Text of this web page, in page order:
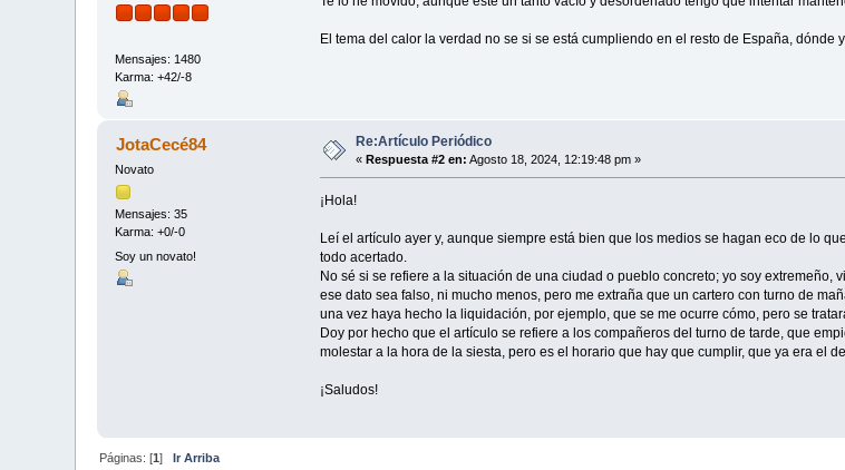
Mensajes: 1480
Karma: +42/-8
El tema del calor la verdad no se si se está cumpliendo en el resto de España, dónde
JotaCecé84
Novato
Mensajes: 35
Karma: +0/-0
Soy un novato!
Re:Artículo Periódico
« Respuesta #2 en: Agosto 18, 2024, 12:19:48 pm »
¡Hola!
Leí el artículo ayer y, aunque siempre está bien que los medios se hagan eco de lo
todo acertado.
No sé si se refiere a la situación de una ciudad o pueblo concreto; yo soy
ese dato sea falso, ni mucho menos, pero me extraña que un cartero con turno de
una vez haya hecho la liquidación, por ejemplo, que se me ocurre cómo, pero se
Doy por hecho que el artículo se refiere a los compañeros del turno de tarde, que
molestar a la hora de la siesta, pero es el horario que hay que cumplir, que ya era el
¡Saludos!
Páginas: [1] Ir Arriba